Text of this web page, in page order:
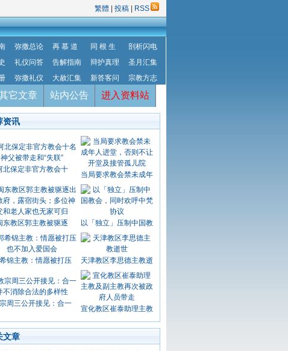
繁體 投稿 RSS
弥撒总论 再 慕 道 同 根 生
剖析闪电
礼仪问答 告解指南 辩护真理
圣月汇集
弥撒礼仪 大赦汇集 新答客问 宗教方志
它文章 站内公告 进入资料站
资讯
北保定非官方教会十
当局要求教会禁未成年
东教区郭主教被驱逐 以「独立」压制中国教
锦主教：情愿被打压 天津教区李思德主教逝
周三公开接见：合一
宣化教区崔泰助理主教
文章